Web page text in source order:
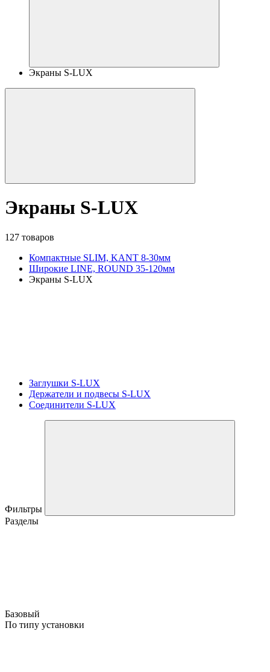
Экраны S-LUX
Экраны S-LUX
127 товаров
Компактные SLIM, KANT 8-30мм
Широкие LINE, ROUND 35-120мм
Экраны S-LUX
Заглушки S-LUX
Держатели и подвесы S-LUX
Соединители S-LUX
Фильтры
Разделы
Базовый
По типу установки